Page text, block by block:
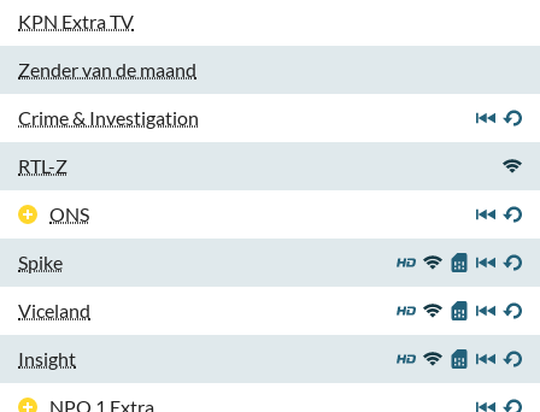
KPN Extra TV
Zender van de maand
Crime & Investigation
RTL-Z
ONS
Spike
Viceland
Insight
NPO 1 Extra